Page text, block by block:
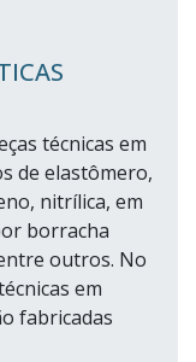
técnicas em
de elastômero,
nitrílica, em
borracha
outros. No
em
fabricadas